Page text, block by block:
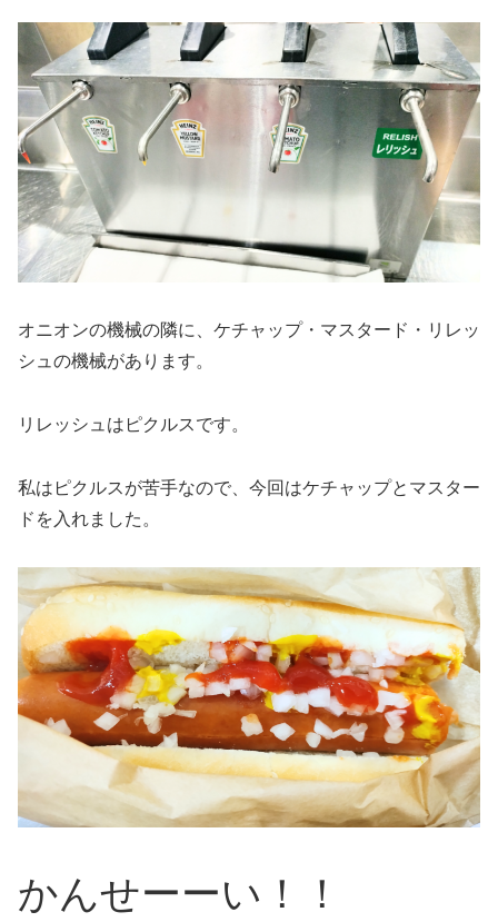
オニオンの機械の隣に、ケチャップ・マスタード・リレッ
シュの機械があります。
リレッシュはピクルスです。
私はピクルスが苦手なので、今回はケチャップとマスター
ドを入れました。
かんせーーい！！